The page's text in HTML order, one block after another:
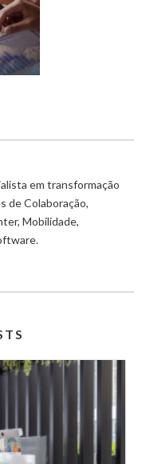
em transformação
de Colaboração,
Mobilidade,